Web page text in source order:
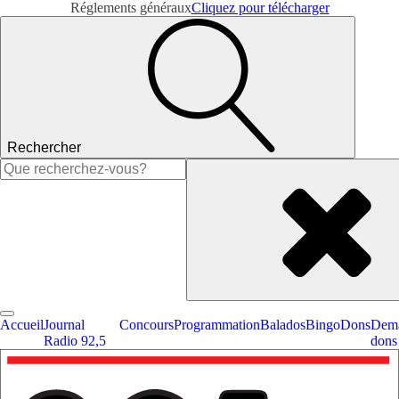
Réglements générauxCliquez pour télécharger
Rechercher
Rechercher :
AccueilJournal
Radio 92,5
ConcoursProgrammationBaladosBingoDons
dons